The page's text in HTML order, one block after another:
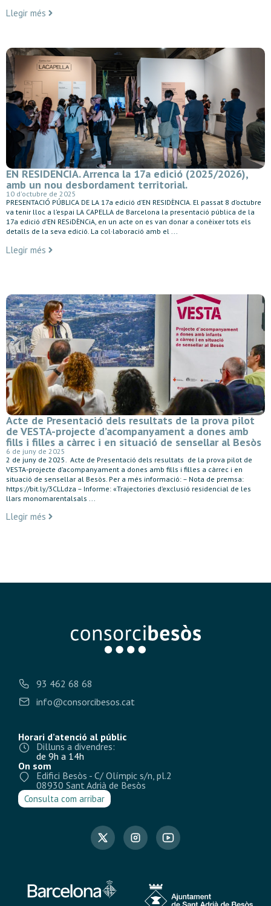
Llegir més
EN RESIDENCIA. Arrenca la 17a edició (2025/2026),
amb un nou desbordament territorial.
10 d'octubre de 2025
PRESENTACIÓ PÚBLICA DE LA 17a edició d’EN RESIDÈNCIA. El passat 8 d’octubre
va tenir lloc a l’espai LA CAPELLA de Barcelona la presentació pública de la
17a edició d’EN RESiDÈNCiA, en un acte on es van donar a conèixer tots els
detalls de la seva edició. La col·laboració amb el ...
Llegir més
Acte de Presentació dels resultats de la prova pilot
de VESTA-projecte d’acompanyament a dones amb
fills i filles a càrrec i en situació de sensellar al Besòs
6 de juny de 2025
2 de juny de 2025. Acte de Presentació dels resultats de la prova pilot de
VESTA-projecte d’acompanyament a dones amb fills i filles a càrrec i en
situació de sensellar al Besòs. Per a més informació: – Nota de premsa:
https://bit.ly/3CLLdza – Informe: «Trajectories d’exclusió residencial de les
llars monomarentalsals ...
Llegir més
93 462 68 68
info@consorcibesos.cat
Horari d’atenció al públic
Dilluns a divendres:
de 9h a 14h
On som
Edifici Besòs - C/ Olímpic s/n, pl.2
08930 Sant Adrià de Besòs
Consulta com arribar